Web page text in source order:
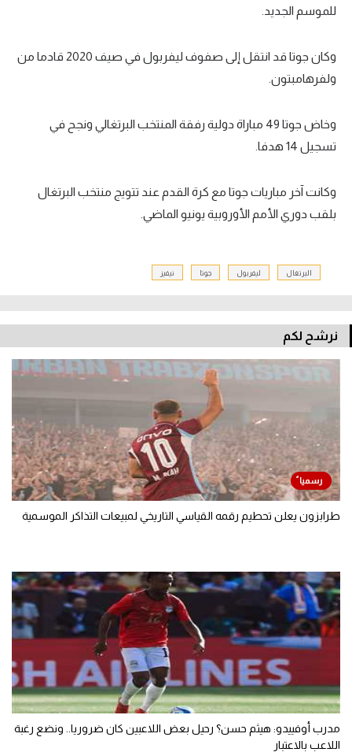
للموسم الجديد.
وكان جوتا قد انتقل إلى صفوف ليفربول في صيف 2020 قادما من
ولفرهامبتون.
وخاض جوتا 49 مباراة دولية رفقة المنتخب البرتغالي ونجح في
تسجيل 14 هدفا.
وكانت آخر مباريات جوتا مع كرة القدم عند تتويج منتخب البرتغال
بلقب دوري الأمم الأوروبية يونيو الماضي.
البرتغال ليفربول جوتا نيفيز
نرشح لكم
طرابزون يعلن تحطيم رقمه القياسي التاريخي لمبيعات التذاكر الموسمية
مدرب أوفييدو: هيثم حسن؟ رحيل بعض اللاعبين كان ضروريا.. ونضع رغبة
اللاعب بالاعتبار